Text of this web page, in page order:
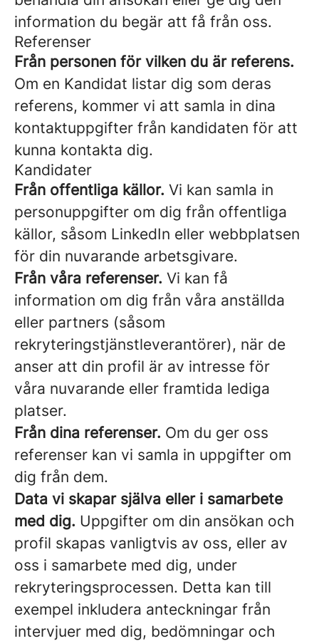
information du begär att få från oss.
Referenser
Från personen för vilken du är referens.
Om en Kandidat listar dig som deras
referens, kommer vi att samla in dina
kontaktuppgifter från kandidaten för att
kunna kontakta dig.
Kandidater
Från offentliga källor. Vi kan samla in
personuppgifter om dig från offentliga
källor, såsom LinkedIn eller webbplatsen
för din nuvarande arbetsgivare.
Från våra referenser. Vi kan få
information om dig från våra anställda
eller partners (såsom
rekryteringstjänstleverantörer), när de
anser att din profil är av intresse för
våra nuvarande eller framtida lediga
platser.
Från dina referenser. Om du ger oss
referenser kan vi samla in uppgifter om
dig från dem.
Data vi skapar själva eller i samarbete
med dig. Uppgifter om din ansökan och
profil skapas vanligtvis av oss, eller av
oss i samarbete med dig, under
rekryteringsprocessen. Detta kan till
exempel inkludera anteckningar från
intervjuer med dig, bedömningar och